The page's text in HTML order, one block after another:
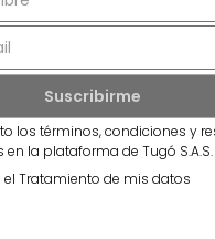
los términos, condiciones y
la plataforma de Tugó S.A.S.
el Tratamiento de mis datos